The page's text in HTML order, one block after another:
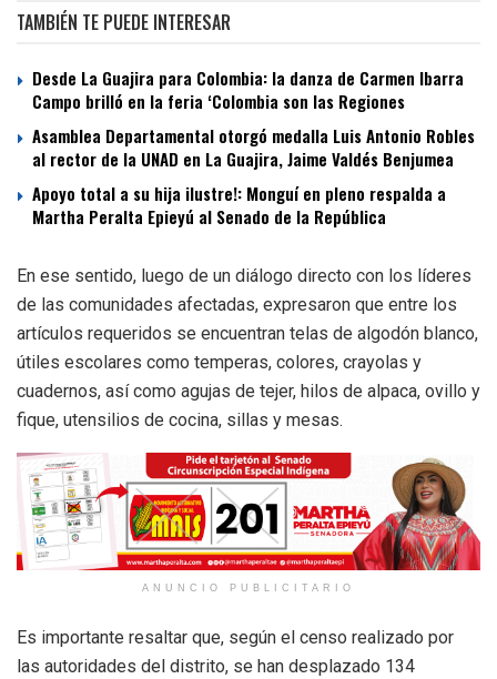
TAMBIÉN TE PUEDE INTERESAR
Desde La Guajira para Colombia: la danza de Carmen Ibarra
Campo brilló en la feria ‘Colombia son las Regiones
Asamblea Departamental otorgó medalla Luis Antonio Robles
al rector de la UNAD en La Guajira, Jaime Valdés Benjumea
Apoyo total a su hija ilustre!: Monguí en pleno respalda a
Martha Peralta Epieyú al Senado de la República
En ese sentido, luego de un diálogo directo con los líderes
de las comunidades afectadas, expresaron que entre los
artículos requeridos se encuentran telas de algodón blanco,
útiles escolares como temperas, colores, crayolas y
cuadernos, así como agujas de tejer, hilos de alpaca, ovillo y
fique, utensilios de cocina, sillas y mesas.
ANUNCIO PUBLICITARIO
Es importante resaltar que, según el censo realizado por
las autoridades del distrito, se han desplazado 134